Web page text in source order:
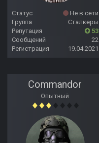
Статус
Не в сети
Группа
Сталкеры
Репутация
53
Сообщений
22
Регистрация
19.04.2021
Commandor
Опытный